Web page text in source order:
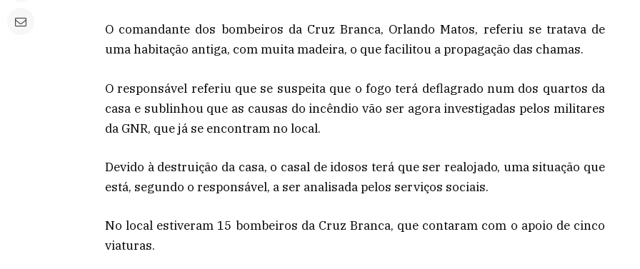
O comandante dos bombeiros da Cruz Branca, Orlando Matos, referiu se tratava de
uma habitação antiga, com muita madeira, o que facilitou a propagação das chamas.
O responsável referiu que se suspeita que o fogo terá deflagrado num dos quartos da
casa e sublinhou que as causas do incêndio vão ser agora investigadas pelos militares
da GNR, que já se encontram no local.
Devido à destruição da casa, o casal de idosos terá que ser realojado, uma situação que
está, segundo o responsável, a ser analisada pelos serviços sociais.
No local estiveram 15 bombeiros da Cruz Branca, que contaram com o apoio de cinco
viaturas.